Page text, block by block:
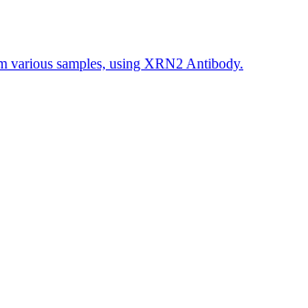
various samples, using XRN2 Antibody.